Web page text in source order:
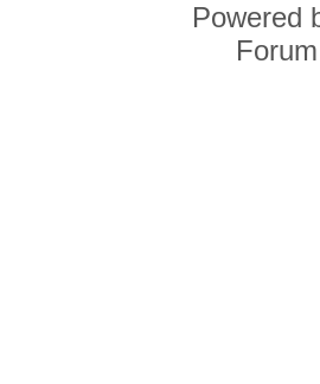
Powered